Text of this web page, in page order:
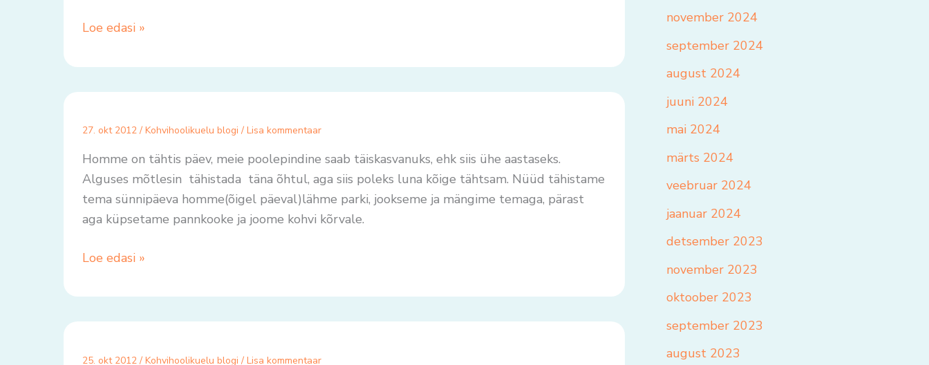
Loe edasi »
27. okt 2012 / Kohvihoolikuelu blogi / Lisa kommentaar
Homme on tähtis päev, meie poolepindine saab täiskasvanuks, ehk siis ühe aastaseks.
Alguses mõtlesin tähistada täna õhtul, aga siis poleks luna kõige tähtsam. Nüüd tähistame
tema sünnipäeva homme(õigel päeval)lähme parki, jookseme ja mängime temaga, pärast
aga küpsetame pannkooke ja joome kohvi kõrvale.
Loe edasi »
25. okt 2012 / Kohvihoolikuelu blogi / Lisa kommentaar
november 2024
september 2024
august 2024
juuni 2024
mai 2024
märts 2024
veebruar 2024
jaanuar 2024
detsember 2023
november 2023
oktoober 2023
september 2023
august 2023